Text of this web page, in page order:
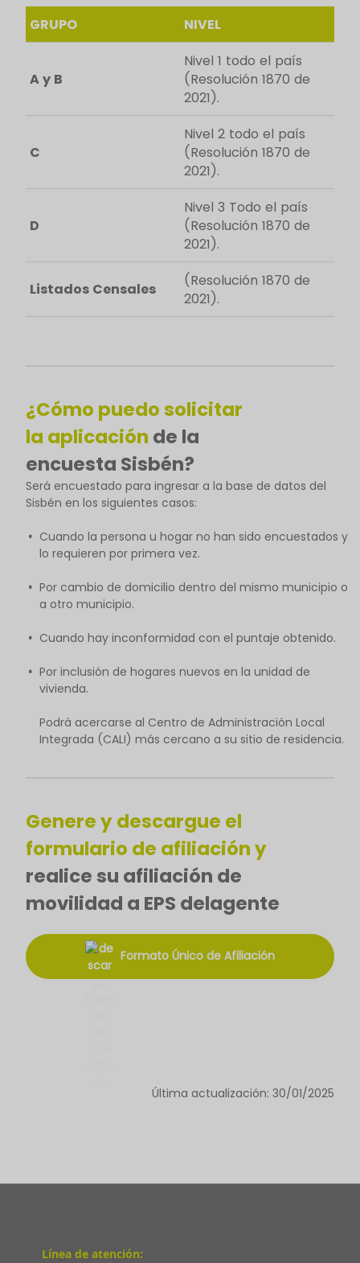
GRUPO NIVEL
A y B
Nivel 1 todo el país
(Resolución 1870 de
2021).
C
Nivel 2 todo el país
(Resolución 1870 de
2021).
D
Nivel 3 Todo el país
(Resolución 1870 de
2021).
Listados Censales
(Resolución 1870 de
2021).
¿Cómo puedo solicitar
la aplicación de la
encuesta Sisbén?
Será encuestado para ingresar a la base de datos del
Sisbén en los siguientes casos:
Cuando la persona u hogar no han sido encuestados y
lo requieren por primera vez.
Por cambio de domicilio dentro del mismo municipio o
a otro municipio.
Cuando hay inconformidad con el puntaje obtenido.
Por inclusión de hogares nuevos en la unidad de
vivienda.
Podrá acercarse al Centro de Administración Local
Integrada (CALI) más cercano a su sitio de residencia.
Genere y descargue el
formulario de afiliación y
realice su afiliación de
movilidad a EPS delagente
Formato Único de Afiliación
Última actualización: 30/01/2025
Línea de atención: